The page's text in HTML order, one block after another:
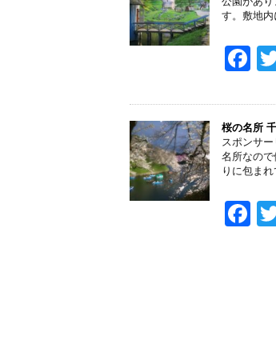
o
す。敷地
F
c
e
b
o
桜の名所
スポンサ
名所なの
りに包ま
F